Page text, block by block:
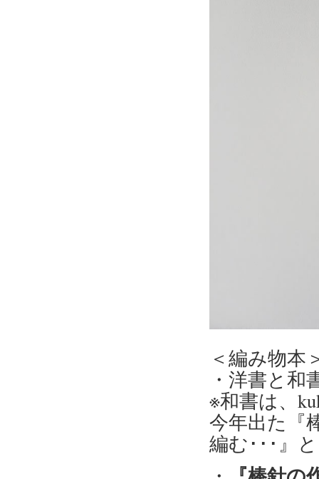
＜編み物本
・洋書と和
※和書は、
今年出た『
編む･･･』